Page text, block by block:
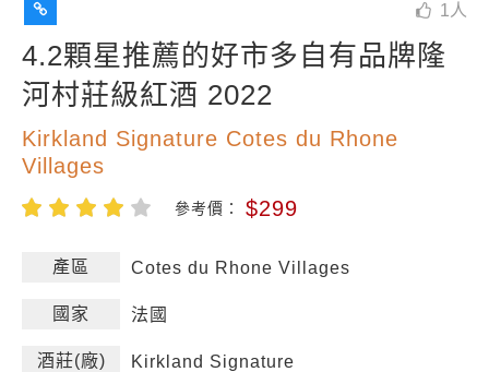
1 人
4.2顆星推薦的好市多自有品牌隆
河村莊級紅酒 2022
Kirkland Signature Cotes du Rhone
Villages
參考價： $299
產區 Cotes du Rhone Villages
國家 法國
酒莊(廠) Kirkland Signature